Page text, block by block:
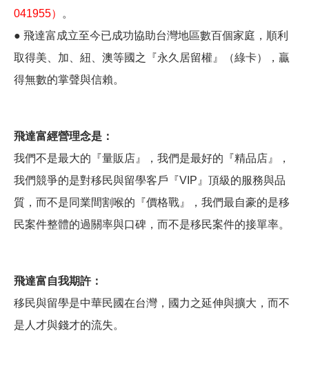
041955）
。
● 飛達富成立至今已成功協助台灣地區數百個家庭，順利
取得美、加、紐、澳等國之『永久居留權』（綠卡），贏
得無數的掌聲與信賴。
飛達富經營理念是：
我們不是最大的『量販店』，我們是最好的『精品店』，
我們競爭的是對移民與留學客戶『VIP』頂級的服務與品
質，而不是同業間割喉的『價格戰』，我們最自豪的是移
民案件整體的過關率與口碑，而不是移民案件的接單率。
飛達富自我期許：
移民與留學是中華民國在台灣，國力之延伸與擴大，而不
是人才與錢才的流失。